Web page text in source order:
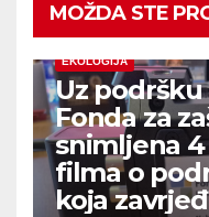
MOŽDA STE
EKOLOGIJA
Uz
Fonda za
snimljena
filma o
koja